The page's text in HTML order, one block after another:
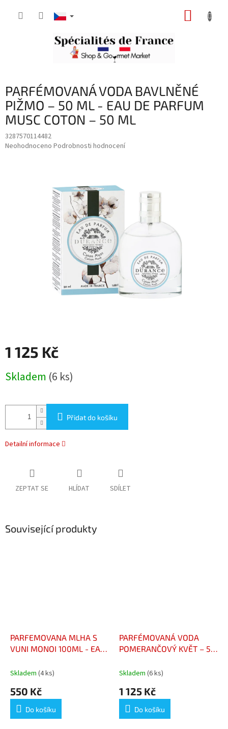
PARFÉMOVANÁ VODA BAVLNĚNÉ
PIŽMO – 50 ML - EAU DE PARFUM
MUSC COTON – 50 ML
3287570114482
Průměrné
Neohodnoceno Podrobnosti hodnocení
1 125 Kč
cena:
Skladem (6 ks)
Přidat do košíku
Detailní informace
ZEPTAT SE HLÍDAT SDÍLET
Související produkty
PARFEMOVANA MLHA S
VUNI MONOI 100ML - EAU
MONOI 100ML
Skladem (4 ks)
550 Kč
Do košíku
PARFÉMOVANÁ VODA
POMERANČOVÝ KVĚT – 50
FLEUR D’ORANGER – 50
Skladem (6 ks)
1 125 Kč
Do košíku